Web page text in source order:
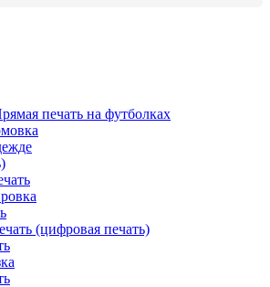
печать на футболках
(цифровая печать)